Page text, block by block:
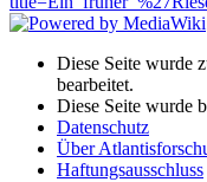
Diese Seite wurde
bearbeitet.
Diese Seite wurde
Datenschutz
Über
Haftungsausschluss